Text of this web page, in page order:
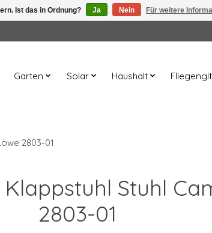
Garten Solar Haushalt
2803-01
Stuhl
2803-01
Ist das in Ordnung? Ja Nein Für weitere